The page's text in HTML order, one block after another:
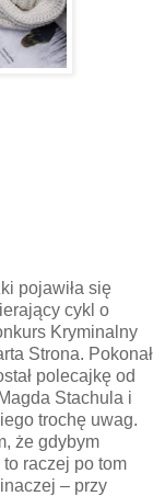
pojawiła się
cykl o
Kryminalny
Strona. Pokonał
polecajkę od
Stachula i
trochę uwag.
że gdybym
raczej po tom
– przy